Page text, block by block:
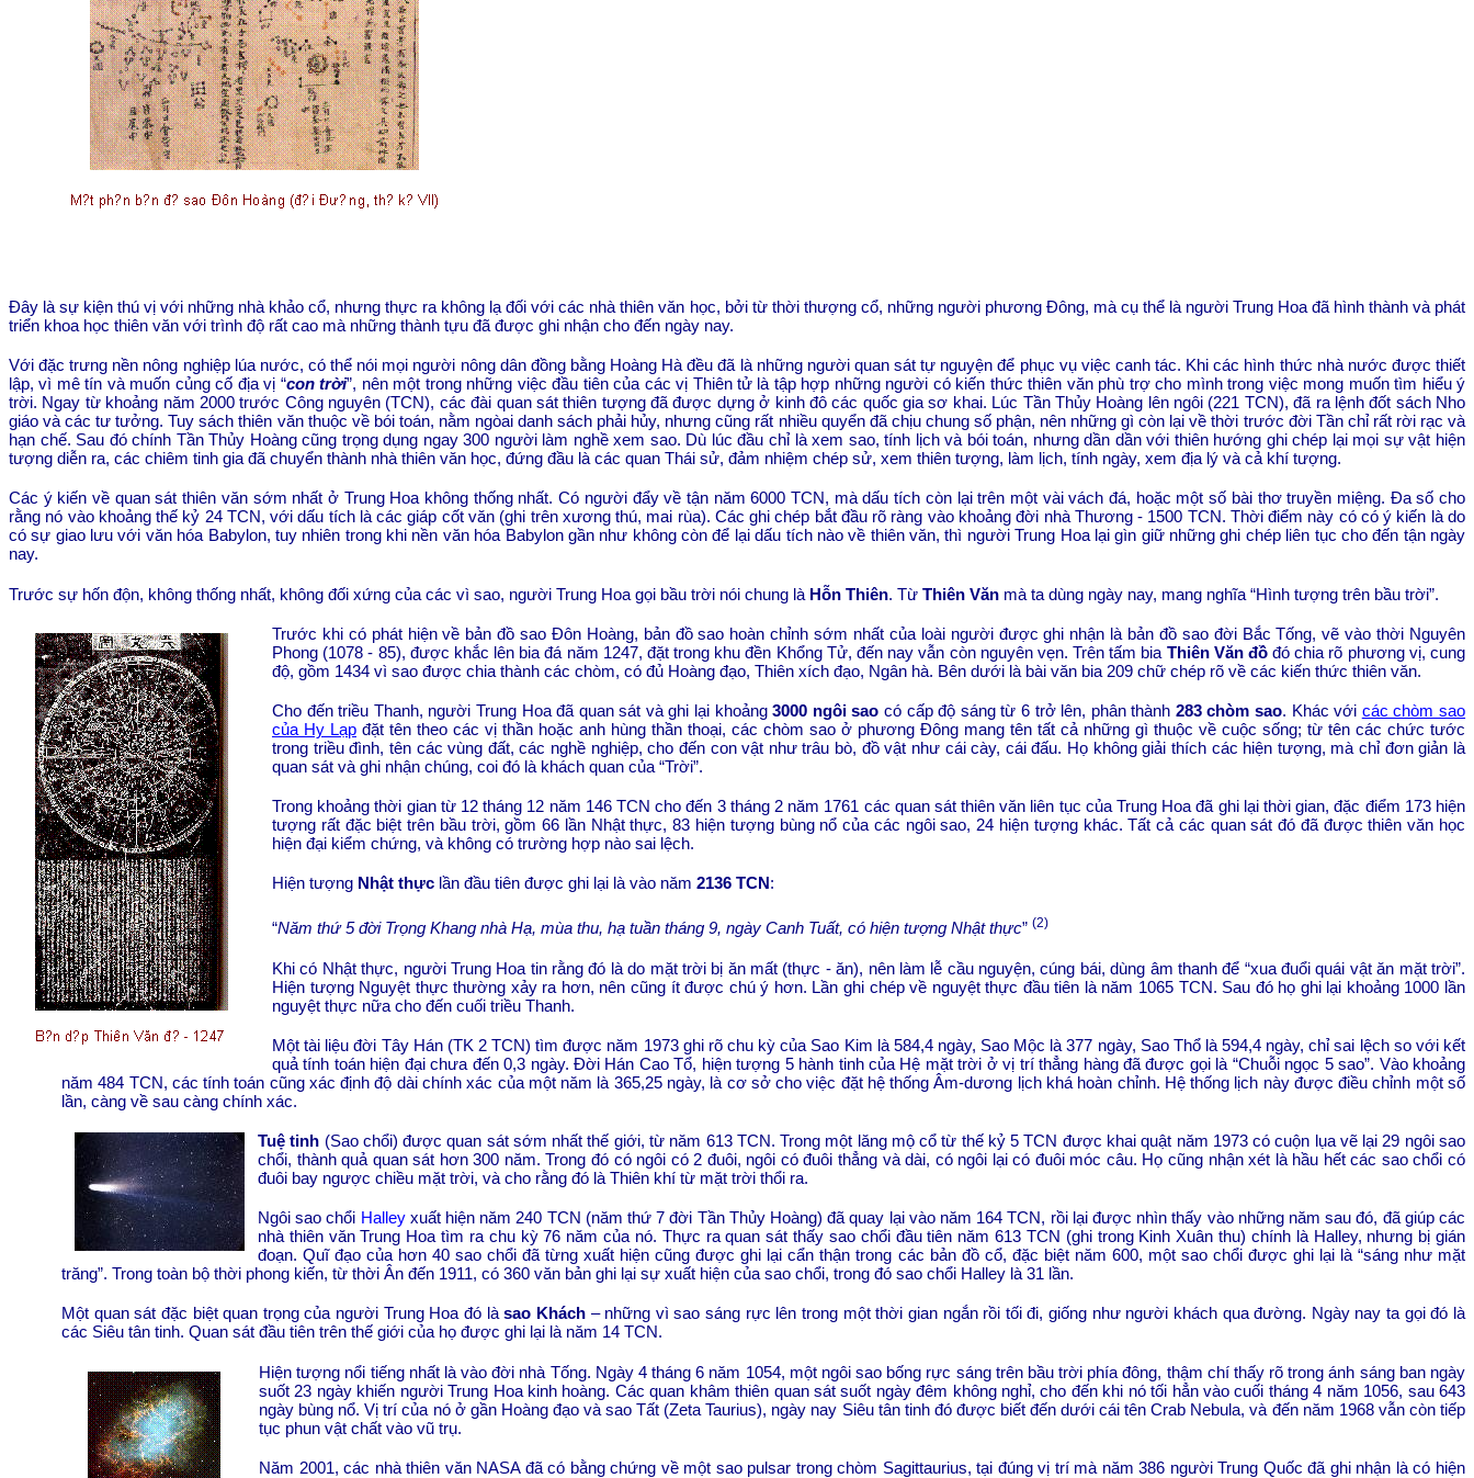
Đây là sự kiện thú vị với những nhà khảo cổ, nhưng thực ra không lạ đối với các nhà thiên văn học, bởi từ thời thượng cổ, những người phương Đông, mà cụ thể là người Trung Hoa đã hình thành và phát
triển khoa học thiên văn với trình độ rất cao mà những thành tựu đã được ghi nhận cho đến ngày nay.
Với đặc trưng nền nông nghiệp lúa nước, có thể nói mọi người nông dân đồng bằng Hoàng Hà đều đã là những người quan sát tự nguyện để phục vụ việc canh tác. Khi các hình thức nhà nước được thiết
lập, vì mê tín và muốn củng cố địa vị “con trời”, nên một trong những việc đầu tiên của các vị Thiên tử là tập hợp những người có kiến thức thiên văn phù trợ cho mình trong việc mong muốn tìm hiểu ý
trời. Ngay từ khoảng năm 2000 trước Công nguyên (TCN), các đài quan sát thiên tượng đã được dựng ở kinh đô các quốc gia sơ khai. Lúc Tần Thủy Hoàng lên ngôi (221 TCN), đã ra lệnh đốt sách Nho
giáo và các tư tưởng. Tuy sách thiên văn thuộc về bói toán, nằm ngòai danh sách phải hủy, nhưng cũng rất nhiều quyển đã chịu chung số phận, nên những gì còn lại về thời trước đời Tần chỉ rất rời rạc và
hạn chế. Sau đó chính Tần Thủy Hoàng cũng trọng dụng ngay 300 người làm nghề xem sao. Dù lúc đầu chỉ là xem sao, tính lịch và bói toán, nhưng dần dần với thiên hướng ghi chép lại mọi sự vật hiện
tượng diễn ra, các chiêm tinh gia đã chuyển thành nhà thiên văn học, đứng đầu là các quan Thái sử, đảm nhiệm chép sử, xem thiên tượng, làm lịch, tính ngày, xem địa lý và cả khí tượng.
Các ý kiến về quan sát thiên văn sớm nhất ở Trung Hoa không thống nhất. Có người đẩy về tận năm 6000 TCN, mà dấu tích còn lại trên một vài vách đá, hoặc một số bài thơ truyền miệng. Đa số cho
rằng nó vào khoảng thế kỷ 24 TCN, với dấu tích là các giáp cốt văn (ghi trên xương thú, mai rùa). Các ghi chép bắt đầu rõ ràng vào khoảng đời nhà Thương - 1500 TCN. Thời điểm này có có ý kiến là do
có sự giao lưu với văn hóa Babylon, tuy nhiên trong khi nền văn hóa Babylongần như không còn để lại dấu tích nào về thiên văn, thì người Trung Hoa lại gìn giữ những ghi chép liên tục cho đến tận ngày
nay.
Trước sự hốn độn, không thống nhất, không đối xứng của các vì sao, người Trung Hoa gọi bầu trời nói chung là Hỗn Thiên. Từ Thiên Văn mà ta dùng ngày nay, mang nghĩa “Hình tượng trên bầu trời”.
Trước khi có phát hiện về bản đồ sao Đôn Hoàng, bản đồ sao hoàn chỉnh sớm nhất của loài người được ghi nhận là bản đồ sao đời Bắc Tống, vẽ vào thời Nguyên
Phong (1078 - 85), được khắc lên bia đá năm 1247, đặt trong khu đền Khổng Tử, đến nay vẫn còn nguyên vẹn. Trên tấm bia Thiên Văn đồđó chia rõ phương vị, cung
độ, gồm 1434 vì sao được chia thành các chòm, có đủ Hoàng đạo, Thiên xích đạo, Ngân hà. Bên dưới là bài văn bia 209 chữ chép rõ về các kiến thức thiên văn.
Cho đến triều Thanh, người Trung Hoa đã quan sát và ghi lại khoảng3000 ngôi saocó cấp độ sáng từ 6 trở lên, phân thành 283 chòm sao. Khác với các chòm sao
của Hy Lạp đặt tên theo các vị thần hoặc anh hùng thần thoại, các chòm sao ở phương Đông mang tên tất cả những gì thuộc về cuộc sống; từ tên các chức tước
trong triều đình, tên các vùng đất, các nghề nghiệp, cho đến con vật như trâu bò, đồ vật như cái cày, cái đấu. Họ không giải thích các hiện tượng, mà chỉ đơn giản là
quan sát và ghi nhận chúng, coi đó là khách quan của “Trời”.
Trong khoảng thời gian từ 12 tháng 12 năm 146 TCN cho đến 3 tháng 2 năm 1761 các quan sát thiên văn liên tục của Trung Hoa đã ghi lại thời gian, đặc điểm 173 hiện
tượng rất đặc biệt trên bầu trời, gồm 66 lần Nhật thực, 83 hiện tượng bùng nổ của các ngôi sao, 24 hiện tượng khác. Tất cả các quan sát đó đã được thiên văn học
hiện đại kiểm chứng, và không có trường hợp nào sai lệch.
Hiện tượng Nhật thực lần đầu tiên được ghi lại là vào năm 2136 TCN :
“Năm thứ 5 đời Trọng Khang nhà Hạ, mùa thu, hạ tuần tháng 9, ngày Canh Tuất, có hiện tượng Nhật thực” (2)
Khi có Nhật thực, người Trung Hoa tin rằng đó là do mặt trời bị ăn mất (thực - ăn), nên làm lễ cầu nguyện, cúng bái, dùng âm thanh để “xua đuổi quái vật ăn mặt trời”.
Hiện tượng Nguyệt thực thường xảy ra hơn, nên cũng ít được chú ý hơn. Lần ghi chép về nguyệt thực đầu tiên là năm 1065 TCN. Sau đó họ ghi lại khoảng 1000 lần
nguyệt thực nữa cho đến cuối triều Thanh.
Một tài liệu đời Tây Hán (TK 2 TCN) tìm được năm 1973 ghi rõ chu kỳ của Sao Kim là 584,4 ngày, Sao Mộc là 377 ngày, Sao Thổ là 594,4 ngày, chỉ sai lệch so với kết
quả tính toán hiện đại chưa đến 0,3 ngày. Đời Hán Cao Tổ, hiện tượng 5 hành tinh của Hệ mặt trời ở vị trí thẳng hàng đã được gọi là “Chuỗi ngọc 5 sao”. Vào khoảng
năm 484 TCN, các tính toán cũng xác định độ dài chính xác của một năm là 365,25 ngày, là cơ sở cho việc đặt hệ thống Âm-dương lịch khá hoàn chỉnh. Hệ thống lịch này được điều chỉnh một số
lần, càng về sau càng chính xác.
Tuệ tinh (Sao chổi) được quan sát sớm nhất thế giới, từ năm 613 TCN. Trong một lăng mộ cổ từ thế kỷ 5 TCN được khai quật năm 1973 có cuộn lụa vẽ lại 29 ngôi sao
chổi, thành quả quan sát hơn 300 năm. Trong đó có ngôi có 2 đuôi, ngôi có đuôi thẳng và dài, có ngôi lại có đuôi móc câu. Họ cũng nhận xét là hầu hết các sao chổi có
đuôi bay ngược chiều mặt trời, và cho rằng đó là Thiên khí từ mặt trời thổi ra.
Ngôi sao chổi Halleyxuất hiện năm 240 TCN (năm thứ 7 đời Tần Thủy Hoàng) đã quay lại vào năm 164 TCN, rồi lại được nhìn thấy vào những năm sau đó, đã giúp các
nhà thiên văn Trung Hoa tìm ra chu kỳ 76 năm của nó. Thực ra quan sát thấy sao chổi đầu tiên năm 613 TCN (ghi trong Kinh Xuân thu) chính là Halley, nhưng bị gián
đoạn. Quĩ đạo của hơn 40 sao chổi đã từng xuất hiện cũng được ghi lại cẩn thận trong các bản đồ cổ, đặc biệt năm 600, một sao chổi được ghi lại là “sáng như mặt
trăng”. Trong toàn bộ thời phong kiến, từ thời Ân đến 1911, có 360 văn bản ghi lại sự xuất hiện của sao chổi, trong đó sao chổi Halley là 31 lần.
Một quan sát đặc biệt quan trọng của người Trung Hoa đó làsao Khách– những vì sao sáng rực lên trong một thời gian ngắn rồi tối đi, giống như người khách qua đường. Ngày nay ta gọi đó là
các Siêu tân tinh. Quan sát đầu tiên trên thế giới của họ được ghi lại là năm 14 TCN.
Hiện tượng nổi tiếng nhất là vào đời nhà Tống. Ngày 4 tháng 6 năm 1054, một ngôi sao bống rực sáng trên bầu trời phía đông, thậm chí thấy rõ trong ánh sáng ban ngày
suốt 23 ngày khiến người Trung Hoa kinh hoàng. Các quan khâm thiên quan sát suốt ngày đêm không nghỉ, cho đến khi nó tối hẳn vào cuối tháng 4 năm 1056, sau 643
ngày bùng nổ. Vị trí của nó ở gần Hoàng đạo và sao Tất (Zeta Taurius), ngày nay Siêu tân tinh đó được biết đến dưới cái tên Crab Nebula, và đến năm 1968 vẫn còn tiếp
tục phun vật chất vào vũ trụ.
Năm 2001, các nhà thiên văn NASA đã có bằng chứng về một sao pulsar trong chòm Sagittaurius, tại đúng vị trí mà năm 386 người Trung Quốc đã ghi nhận là có hiện